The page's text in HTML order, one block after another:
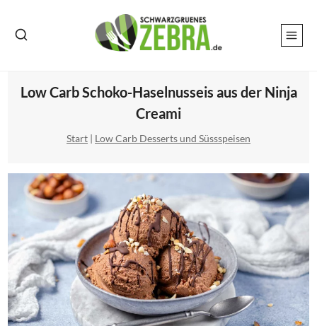
Inhalt
Low Carb Schoko-Haselnusseis aus der Ninja
Creami
Start | Low Carb Desserts und Süssspeisen